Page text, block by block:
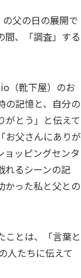
父の日の展開で
間、「調査」する
（靴下屋）のお
の記憶と、自分の
がとう」と伝えて
お父さんにありが
ョッピングセンタ
れるシーンの記
かった私と父との
ことは、「言葉と
人たちに伝えて